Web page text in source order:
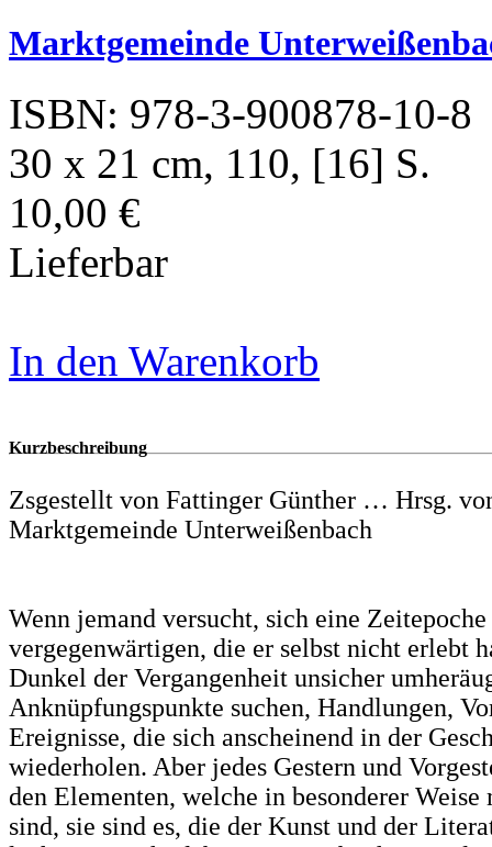
Marktgemeinde
ISBN: 978-3-900878-10-8
30 x 21 cm, 110, [16] S.
10,00 €
Lieferbar
In den Warenkorb
Kurzbeschreibung
Zsgestellt von Fattinger Günther … Hrsg.
Marktgemeinde Unterweißenbach
Wenn jemand versucht, sich eine Zeitepoche
vergegenwärtigen, die er selbst nicht erlebt
Dunkel der Vergangenheit unsicher
Anknüpfungspunkte suchen, Handlungen,
Ereignisse, die sich anscheinend in der
wiederholen. Aber jedes Gestern und
den Elementen, welche in besonderer
sind, sie sind es, die der Kunst und der